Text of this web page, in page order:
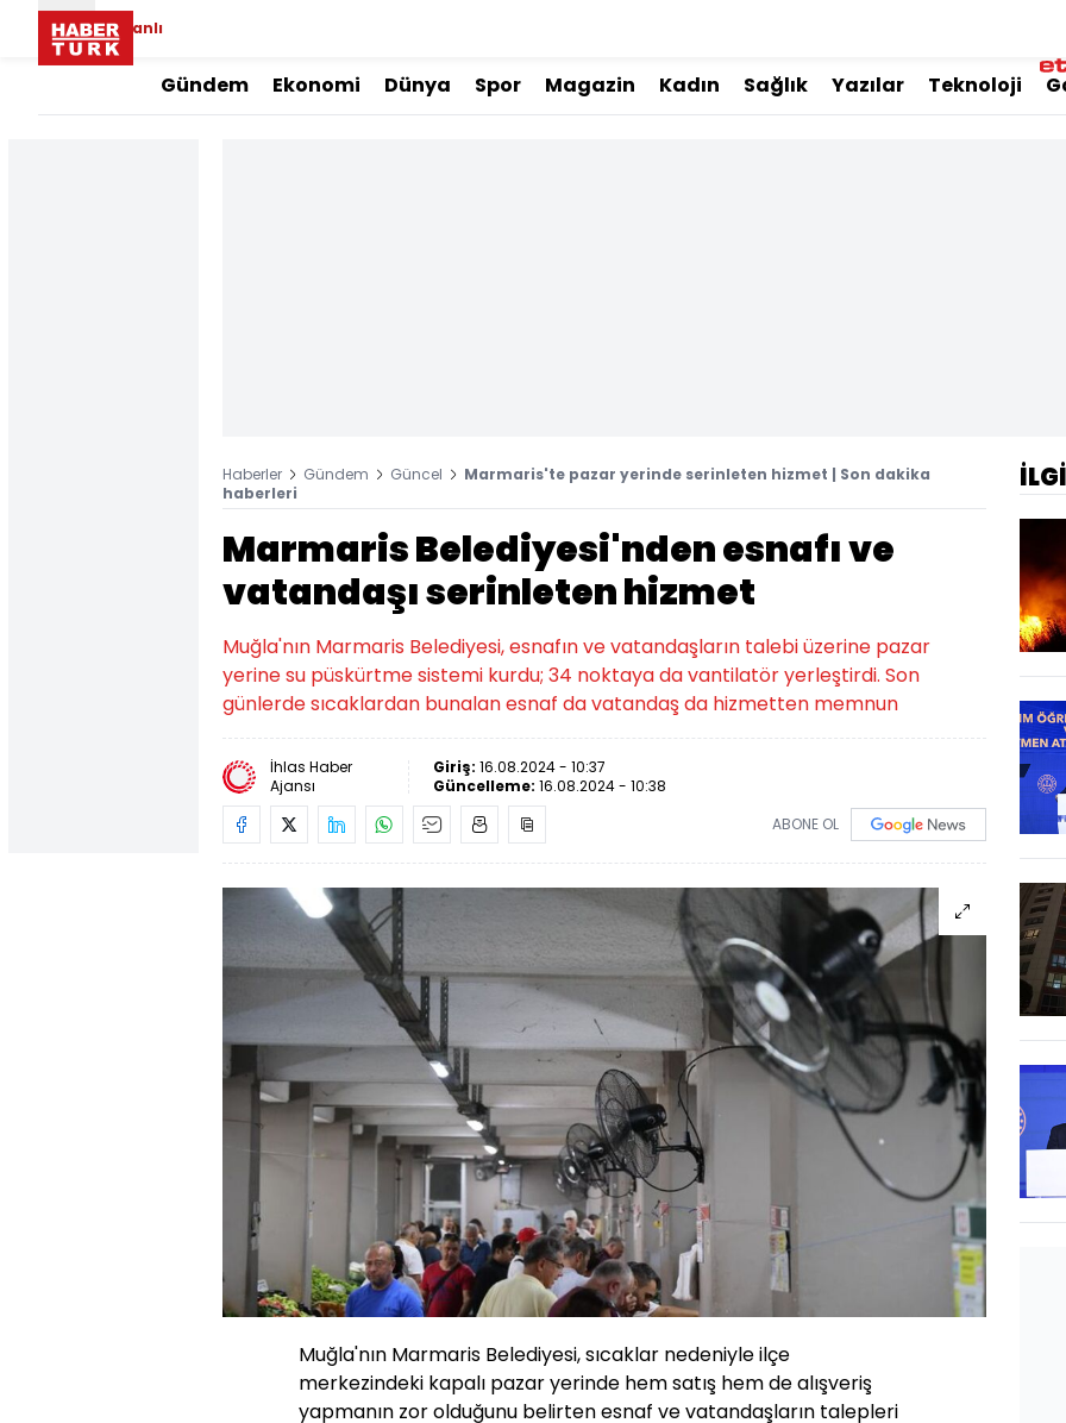
Canlı
Gündem Ekonomi Dünya Spor Magazin Kadın Sağlık Yazılar Teknoloji
Haberler Gündem Güncel
Marmaris'te pazar yerinde serinleten hizmet | Son dakika
haberleri
Marmaris Belediyesi'nden esnafı ve
vatandaşı serinleten hizmet
Muğla'nın Marmaris Belediyesi, esnafın ve vatandaşların talebi üzerine pazar
yerine su püskürtme sistemi kurdu; 34 noktaya da vantilatör yerleştirdi. Son
günlerde sıcaklardan bunalan esnaf da vatandaş da hizmetten memnun
İhlas Haber
Ajansı
Giriş: 16.08.2024 - 10:37
Güncelleme: 16.08.2024 - 10:38
ABONE OL
Muğla'nın Marmaris Belediyesi, sıcaklar nedeniyle ilçe
merkezindeki kapalı pazar yerinde hem satış hem de alışveriş
yapmanın zor olduğunu belirten esnaf ve vatandaşların talepleri